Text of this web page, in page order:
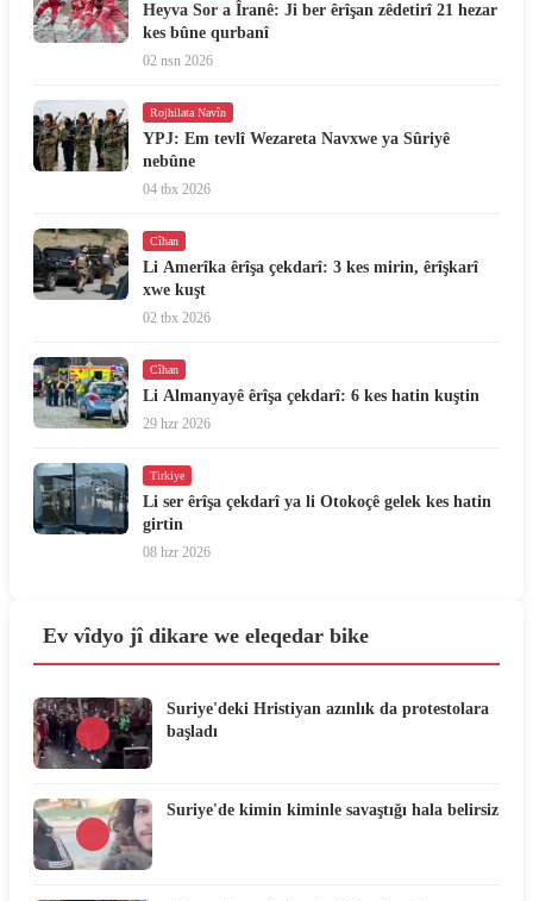
Heyva Sor a Îranê: Ji ber êrîşan zêdetirî 21 hezar
kes bûne qurbanî
02 nsn 2026
Rojhilata Navîn
YPJ: Em tevlî Wezareta Navxwe ya Sûriyê
nebûne
04 tbx 2026
Cîhan
Li Amerîka êrîşa çekdarî: 3 kes mirin, êrîşkarî
xwe kuşt
02 tbx 2026
Cîhan
Li Almanyayê êrîşa çekdarî: 6 kes hatin kuştin
29 hzr 2026
Tirkiye
Li ser êrîşa çekdarî ya li Otokoçê gelek kes hatin
girtin
08 hzr 2026
Ev vîdyo jî dikare we eleqedar bike
Suriye'deki Hristiyan azınlık da protestolara
başladı
Suriye'de kimin kiminle savaştığı hala belirsiz